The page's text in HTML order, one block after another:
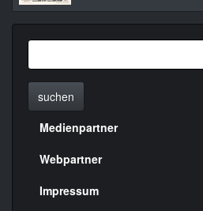
suchen
Menülinks
rechte
Seite
Medienpartner
Webpartner
Impressum